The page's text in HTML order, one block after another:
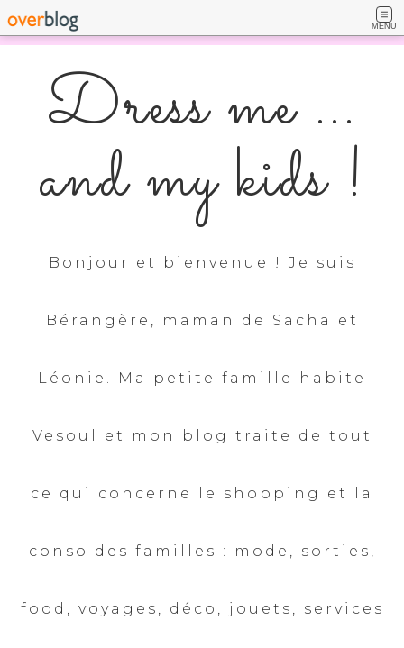
MENU
Dress me ...
and my kids !
Bonjour et bienvenue ! Je suis
Bérangère, maman de Sacha et
Léonie. Ma petite famille habite
Vesoul et mon blog traite de tout
ce qui concerne le shopping et la
conso des familles : mode, sorties,
food, voyages, déco, jouets, services